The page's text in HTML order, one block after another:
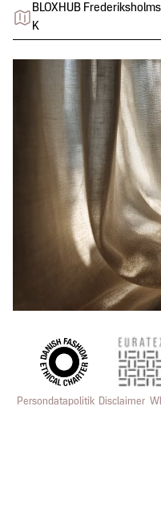
BLOXHUB
K
Persondatapolitik Disclaimer